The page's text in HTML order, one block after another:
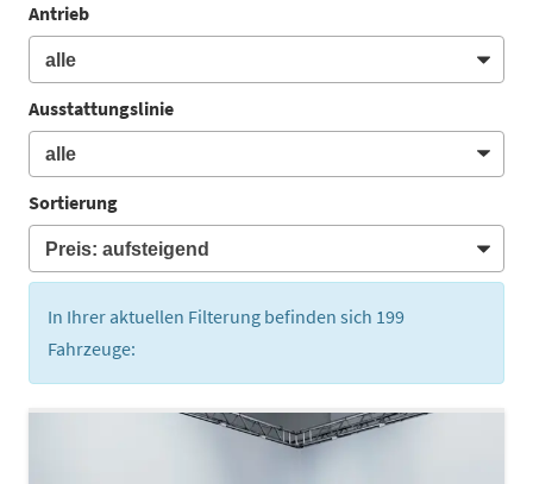
Antrieb
Ausstattungslinie
Sortierung
In Ihrer aktuellen Filterung befinden sich 199
Fahrzeuge: